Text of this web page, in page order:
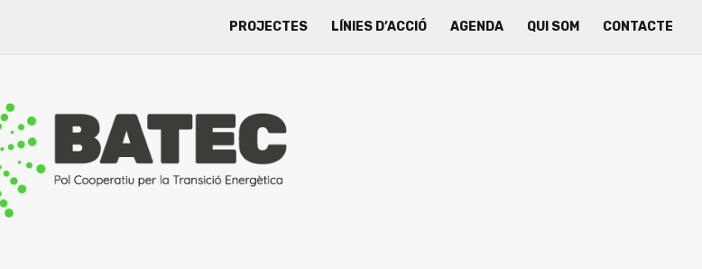
PROJECTES LÍNIES D’ACCIÓ AGENDA QUI SOM CONTACTE